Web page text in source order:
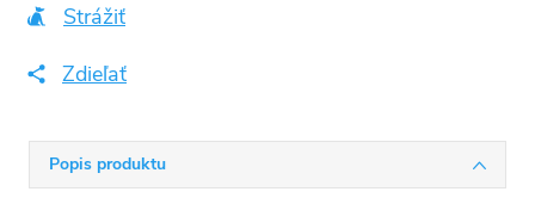
Strážiť
Zdieľať
Popis produktu